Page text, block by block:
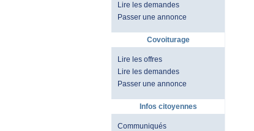
Lire les demandes
Passer une annonce
Covoiturage
Lire les offres
Lire les demandes
Passer une annonce
Infos citoyennes
Communiqués